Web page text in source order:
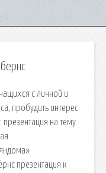
с личной и
пробудить интерес
презентация на тему
презентация к